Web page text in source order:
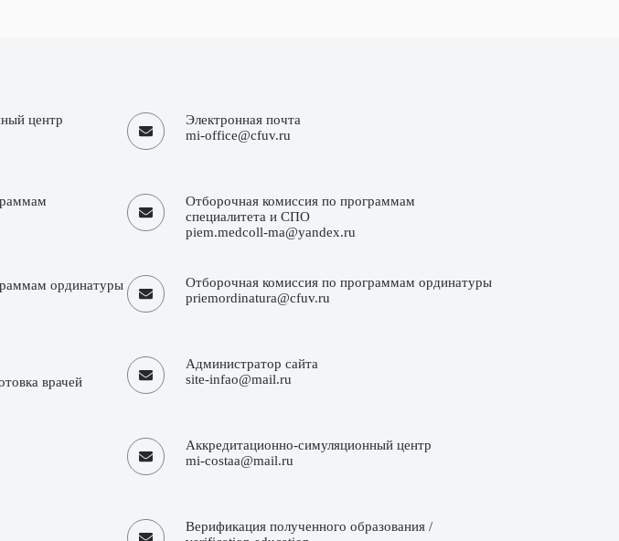
центр
ординатуры
врачей
Электронная почта
mi-office@cfuv.ru
Отборочная комиссия по программам
специалитета и СПО
piem.medcoll-ma@yandex.ru
Отборочная комиссия по программам ординатуры
priemordinatura@cfuv.ru
Администратор сайта
site-infao@mail.ru
Аккредитационно-симуляционный центр
mi-costaa@mail.ru
Верификация полученного образования /